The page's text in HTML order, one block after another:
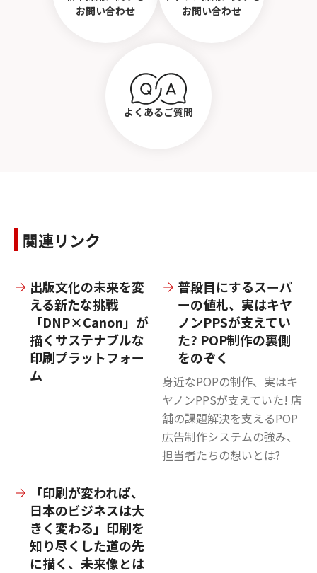
よくあるご質問
お問い合わせ
お問い合わせ
関連リンク
出版文化の未来を変
える新たな挑戦
「DNP×Canon」が
描くサステナブルな
印刷プラットフォー
ム
普段目にするスーパ
ーの値札、実はキヤ
ノンPPSが支えてい
た? POP制作の裏側
をのぞく
身近なPOPの制作、実はキ
ヤノンPPSが支えていた! 店
舗の課題解決を支えるPOP
広告制作システムの強み、
担当者たちの想いとは?
「印刷が変われば、
日本のビジネスは大
きく変わる」印刷を
知り尽くした道の先
に描く、未来像とは